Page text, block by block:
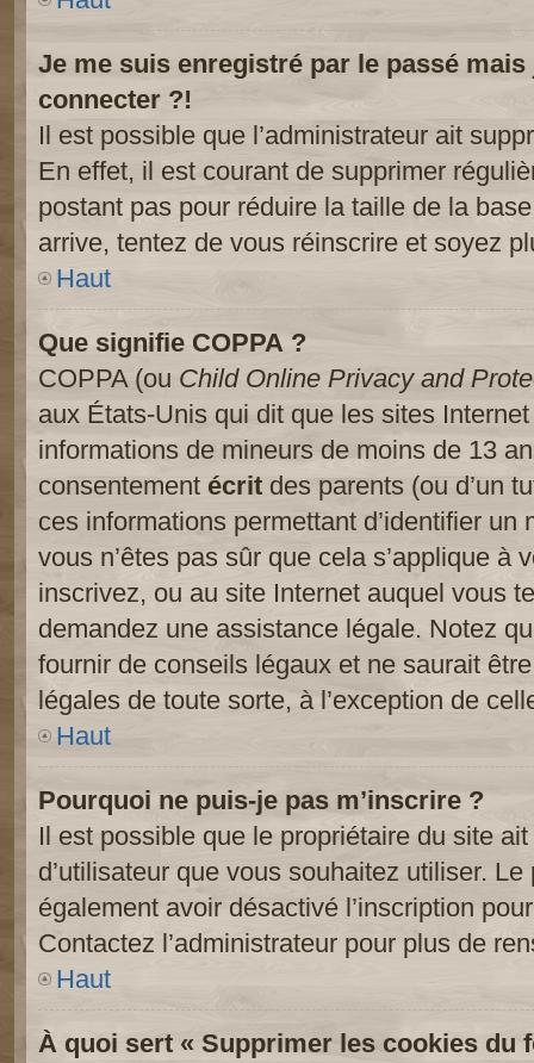
Je me suis enregistré par le passé
connecter ?!
Il est possible que l’administrateur ait
En effet, il est courant de supprimer
postant pas pour réduire la taille de la
arrive, tentez de vous réinscrire et soyez
Haut
Que signifie COPPA ?
COPPA (ou Child Online Privacy and
aux États-Unis qui dit que les sites
informations de mineurs de moins de 13
consentement écrit des parents (ou d’un
ces informations permettant d’identifier
vous n’êtes pas sûr que cela s’applique à
inscrivez, ou au site Internet auquel vous
demandez une assistance légale. Notez
fournir de conseils légaux et ne saurait
légales de toute sorte, à l’exception de
Haut
Pourquoi ne puis-je pas m’inscrire ?
Il est possible que le propriétaire du site
d’utilisateur que vous souhaitez utiliser.
également avoir désactivé l’inscription
Contactez l’administrateur pour plus de
Haut
À quoi sert « Supprimer les cookies du